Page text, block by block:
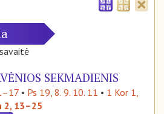
SEKMADIENIS
• Ps 19, 8. 9. 10. 11 • 1 Kor 1,
2, 13–25